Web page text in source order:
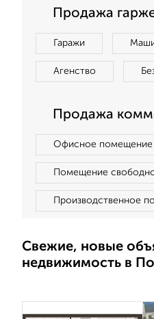
Продажа
Гаражи
Агенство
Продажа
Офисное помещение
Помещение
Производственное
Свежие, новые
недвижимость в